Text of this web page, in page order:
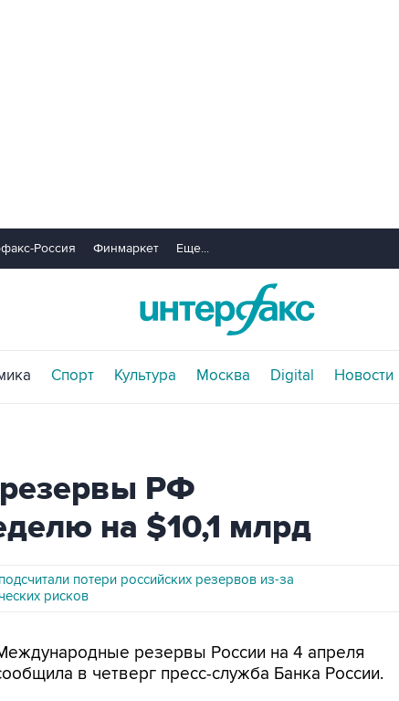
Россия Финмаркет Еще...
Спорт Культура Москва Digital Новости
РФ
на $10,1 млрд
потери российских резервов из-за
рисков
резервы России на 4 апреля
в четверг пресс-служба Банка России.